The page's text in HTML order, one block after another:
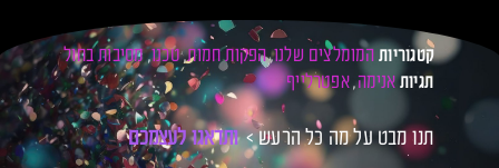
קטגוריות המומלצים שלנו,הפקות חמות,טכנו,מסיבות בחול
תגיות אנימה,אפטרלייף
תנו מבט על מה כל הרעש > ותדאגו לעצמכם ל